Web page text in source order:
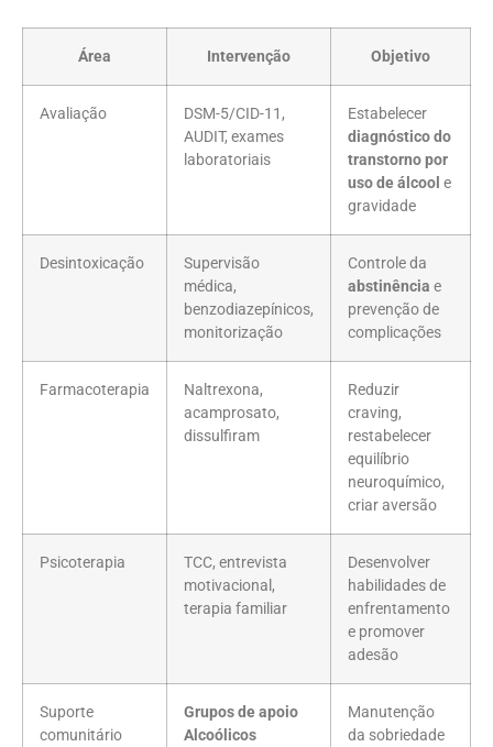
Área Intervenção Objetivo
Avaliação
DSM-5/CID-11,
AUDIT, exames
laboratoriais
Estabelecer
diagnóstico do
transtorno por
uso de álcool e
gravidade
Desintoxicação
Supervisão
médica,
benzodiazepínicos,
monitorização
Controle da
abstinência e
prevenção de
complicações
Farmacoterapia
Naltrexona,
acamprosato,
dissulfiram
Reduzir
craving,
restabelecer
equilíbrio
neuroquímico,
criar aversão
Psicoterapia
TCC, entrevista
motivacional,
terapia familiar
Desenvolver
habilidades de
enfrentamento
e promover
adesão
Suporte
comunitário
Grupos de apoio
Alcoólicos
Manutenção
da sobriedade